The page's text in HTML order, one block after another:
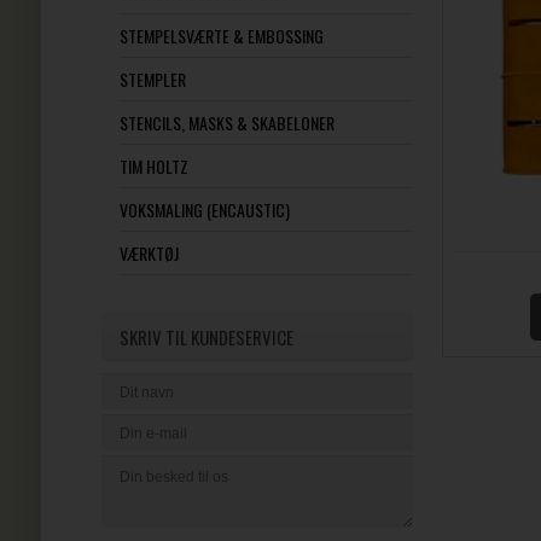
STEMPELSVÆRTE & EMBOSSING
STEMPLER
STENCILS, MASKS & SKABELONER
TIM HOLTZ
VOKSMALING (ENCAUSTIC)
VÆRKTØJ
SKRIV TIL KUNDESERVICE